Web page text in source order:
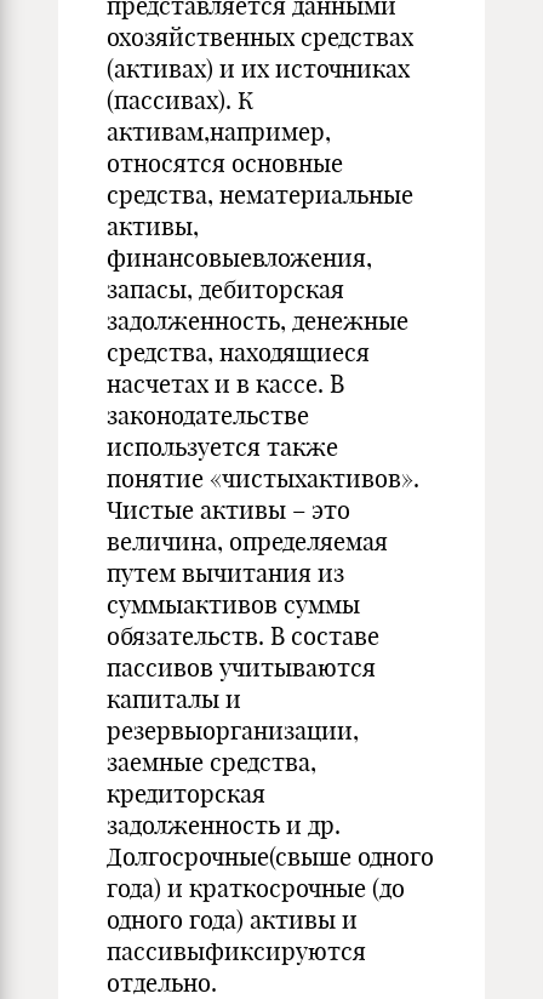
охозяйственных средствах
(активах) и их источниках
(пассивах). К
активам,например,
относятся основные
средства, нематериальные
активы,
финансовыевложения,
запасы, дебиторская
задолженность, денежные
средства, находящиеся
насчетах и в кассе. В
законодательстве
используется также
понятие «чистыхактивов».
Чистые активы – это
величина, определяемая
путем вычитания из
суммыактивов суммы
обязательств. В составе
пассивов учитываются
капиталы и
резервыорганизации,
заемные средства,
кредиторская
задолженность и др.
Долгосрочные(свыше одного
года) и краткосрочные (до
одного года) активы и
пассивыфиксируются
отдельно.